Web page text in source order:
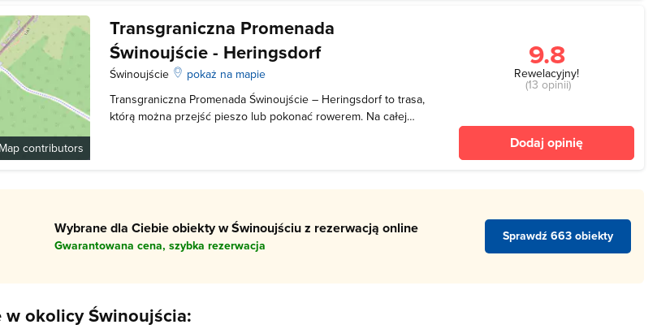
contributors
Transgraniczna Promenada
Świnoujście - Heringsdorf
Świnoujście
pokaż na mapie
Transgraniczna Promenada Świnoujście – Heringsdorf to trasa,
którą można przejść pieszo lub pokonać rowerem. Na całej
9.8
Rewelacyjny!
(13 opinii)
Dodaj opinię
Wybrane dla Ciebie obiekty w Świnoujściu z rezerwacją online
Gwarantowana cena, szybka rezerwacja
Sprawdź 663 obiekty
w okolicy Świnoujścia: